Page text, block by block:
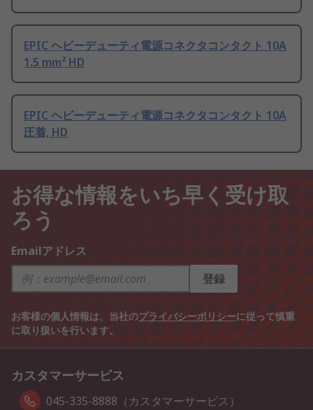
EPIC ヘビーデューティ電源コネクタコンタクト 10A
1.5 mm² HD
EPIC ヘビーデューティ電源コネクタコンタクト 10A
圧着, HD
お得な情報をいち早く受け取
ろう
Emailアドレス
登録
お客様の個人情報は、当社のプライバシーポリシーに従って慎重
に取り扱いを行います。
カスタマーサービス
045-335-8888（カスタマーサービス）